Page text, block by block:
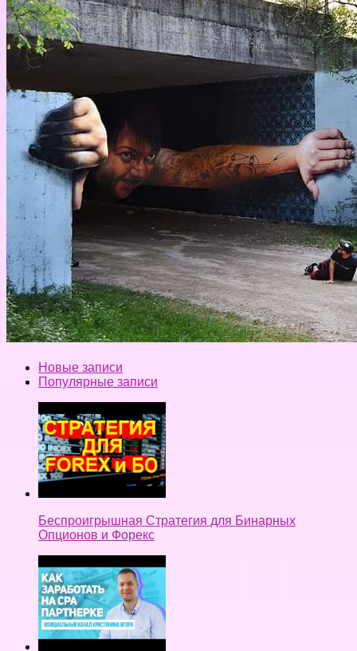
Новые записи
Популярные записи
Беспроигрышная Стратегия для Бинарных
Опционов и Форекс